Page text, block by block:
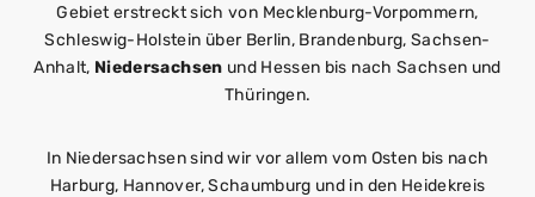
Gebiet erstreckt sich von Mecklenburg-Vorpommern,
Schleswig-Holstein über Berlin, Brandenburg, Sachsen-
Anhalt, Niedersachsen und Hessen bis nach Sachsen und
Thüringen.
In Niedersachsen sind wir vor allem vom Osten bis nach
Harburg, Hannover, Schaumburg und in den Heidekreis